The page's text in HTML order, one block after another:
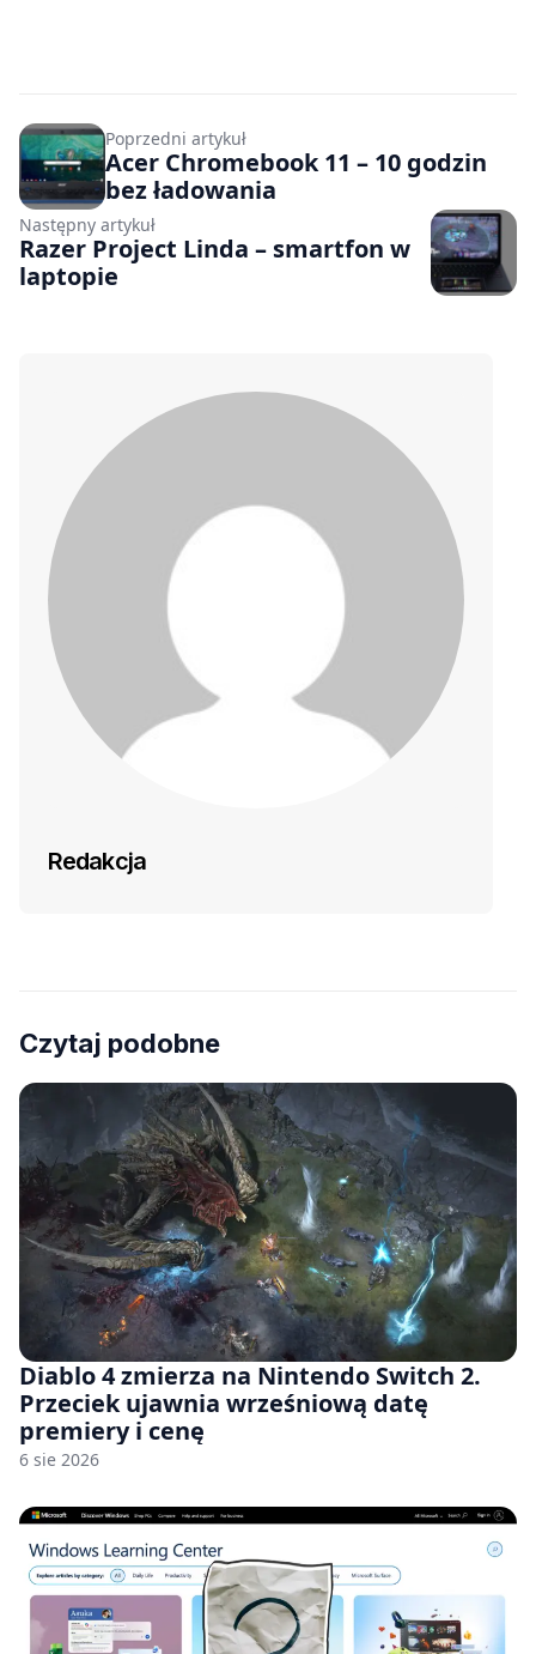
Poprzedni artykuł
Acer Chromebook 11 – 10 godzin
bez ładowania
Następny artykuł
Razer Project Linda – smartfon w
laptopie
Redakcja
Czytaj podobne
Diablo 4 zmierza na Nintendo Switch 2.
Przeciek ujawnia wrześniową datę
premiery i cenę
6 sie 2026